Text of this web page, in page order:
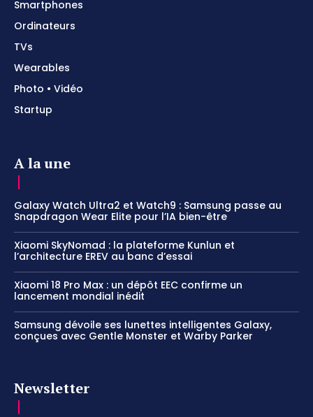
Smartphones
Ordinateurs
TVs
Wearables
Photo • Vidéo
Startup
A la une
Galaxy Watch Ultra2 et Watch9 : Samsung passe au
Snapdragon Wear Elite pour l’IA bien-être
Xiaomi SkyNomad : la plateforme Kunlun et
l’architecture EREV au banc d’essai
Xiaomi 18 Pro Max : un dépôt EEC confirme un
lancement mondial inédit
Samsung dévoile ses lunettes intelligentes Galaxy,
conçues avec Gentle Monster et Warby Parker
Newsletter